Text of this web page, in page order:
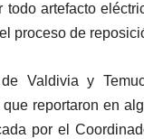
artefacto
proceso de
Valdivia y
reportaron en
por el